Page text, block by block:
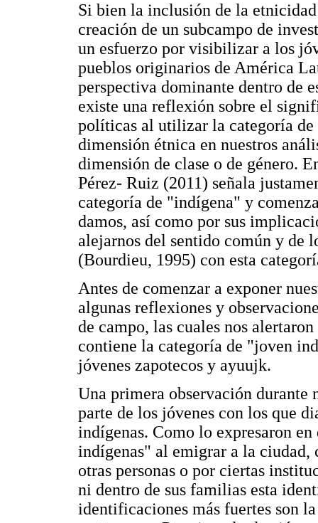
Si bien la inclusión de la
creación de un subcampo de
un esfuerzo por visibilizar a los
pueblos originarios de América
perspectiva dominante dentro de
existe una reflexión sobre el
políticas al utilizar la categoría
dimensión étnica en nuestros
dimensión de clase o de género.
Pérez- Ruiz (2011) señala
categoría de "indígena" y
damos, así como por sus
alejarnos del sentido común y de
(Bourdieu, 1995) con esta
Antes de comenzar a exponer
algunas reflexiones y
de campo, las cuales nos
contiene la categoría de "joven
jóvenes zapotecos y ayuujk.
Una primera observación durante
parte de los jóvenes con los que
indígenas. Como lo expresaron
indígenas" al emigrar a la ciudad,
otras personas o por ciertas
ni dentro de sus familias esta
identificaciones más fuertes son